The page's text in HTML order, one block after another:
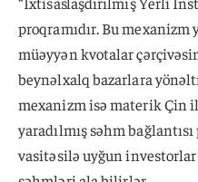
proqramıdır. Bu
müəyyən kvotalar
beynəlxalq bazarlara
mexanizm isə materik Çin
yaradılmış səhm
vasitəsilə uyğun